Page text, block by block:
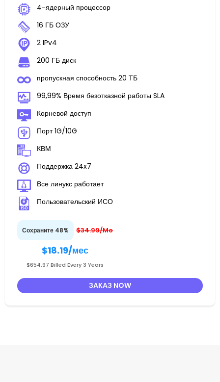
4-ядерный процессор
16 ГБ ОЗУ
2 IPv4
200 ГБ диск
пропускная способность 20 ТБ
99,99% Время безотказной работы SLA
Корневой доступ
Порт 1G/10G
КВМ
Поддержка 24x7
Все линукс работает
Пользовательский ИСО
Сохраните 48% $34.99/Mo
$18.19/мес
$654.97 Billed Every 3 Years
ЗАКАЗ NOW